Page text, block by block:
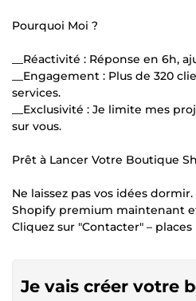
Pourquoi Moi ?
__Réactivité : Réponse en 6h,
__Engagement : Plus de 320
services.
__Exclusivité : Je limite mes
sur vous.
Prêt à Lancer Votre Boutique
Ne laissez pas vos idées
Shopify premium maintenant
Cliquez sur "Contacter" –
Je vais créer votre